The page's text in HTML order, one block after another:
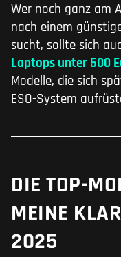
Wer noch ganz am
nach einem
sucht, sollte sich
Laptops unter 500
Modelle, die sich
ESO-System
DIE TOP-
MEINE
2025